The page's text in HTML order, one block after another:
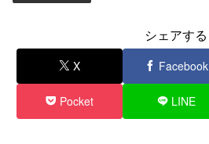
シェアする
X Facebook
Pocket LINE